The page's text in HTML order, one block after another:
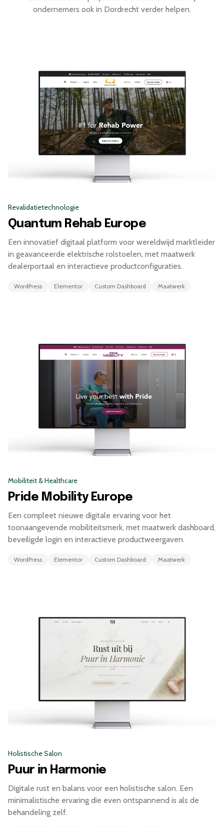
werk."
resultaat
ondernemers ook in Dordrecht verder helpen.
Revalidatietechnologie
Quantum Rehab Europe
Een innovatief digitaal platform voor wereldwijd marktleider
in geavanceerde elektrische rolstoelen, met maatwerk
dealerportaal en interactieve productconfiguraties.
WordPress Elementor Custom Dashboard Maatwerk
Mobiliteit & Healthcare
Pride Mobility Europe
Een compleet nieuwe digitale ervaring voor het
toonaangevende mobiliteitsmerk, met maatwerk dashboard,
beveiligde login en interactieve productweergaven.
WordPress Elementor Custom Dashboard Maatwerk
Holistische Salon
Puur in Harmonie
Digitale rust en balans voor een holistische salon. Een
minimalistische ervaring die even ontspannend is als de
behandeling zelf.